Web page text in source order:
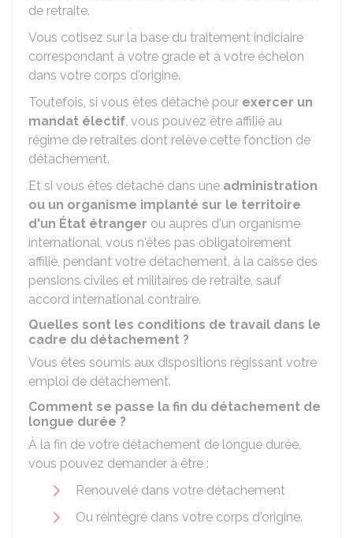
de retraite.
Vous cotisez sur la base du traitement indiciaire
correspondant à votre grade et à votre échelon
dans votre corps d'origine.
Toutefois, si vous êtes détaché pour exercer un
mandat électif, vous pouvez être affilié au
régime de retraites dont relève cette fonction de
détachement.
Et si vous êtes détaché dans une administration
ou un organisme implanté sur le territoire
d'un État étranger ou auprès d'un organisme
international, vous n'êtes pas obligatoirement
affilié, pendant votre détachement, à la caisse des
pensions civiles et militaires de retraite, sauf
accord international contraire.
Quelles sont les conditions de travail dans le
cadre du détachement ?
Vous êtes soumis aux dispositions régissant votre
emploi de détachement.
Comment se passe la fin du détachement de
longue durée ?
À la fin de votre détachement de longue durée,
vous pouvez demander à être :
Renouvelé dans votre détachement
Ou réintégré dans votre corps d'origine.